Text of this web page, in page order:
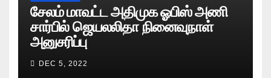
சேலம் மாவட்ட அதிமுக ஓபிஸ் அணி
சார்பில் ஜெயலலிதா நினைவுநாள்
அனுசரிப்பு
DEC 5, 2022